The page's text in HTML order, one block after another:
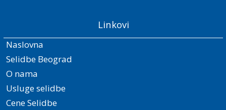
Linkovi
Naslovna
Selidbe Beograd
O nama
Usluge selidbe
Cene Selidbe